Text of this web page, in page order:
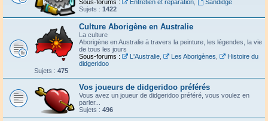
Sous-forums :
Entretien et réparation,
Sandidge
Sujets : 1422
Culture Aborigène en Australie
La culture
Aborigène en Australie à travers la peinture, les légendes, la vie
de tous les jours
Sous-forums :
L'Australie, Les Aborigènes
Histoire du
didgeridoo
Sujets : 475
Vos joueurs de didgeridoo préférés
Vous avez un joueur de didgeridoo préféré, vous voulez en
parler...
Sujets : 496